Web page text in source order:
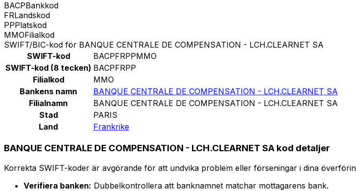
BACPBankkod
FRLandskod
PPPlatskod
MMOFilialkod
SWIFT/BIC-kod för BANQUE CENTRALE DE COMPENSATION - LCH.CLEARNET SA
SWIFT-kod
BACPFRPPMMO
SWIFT-kod (8 tecken) BACPFRPP
Filialkod
MMO
Bankens namn
BANQUE CENTRALE DE COMPENSATION - LCH.CLEARNET SA
Filialnamn
BANQUE CENTRALE DE COMPENSATION - LCH.CLEARNET SA
Stad
PARIS
Land
Frankrike
BANQUE CENTRALE DE COMPENSATION - LCH.CLEARNET SA kod detaljer
Korrekta SWIFT-koder är avgörande för att undvika problem eller förseningar i dina
Verifiera banken: Dubbelkontrollera att banknamnet matchar mottagarens bank.